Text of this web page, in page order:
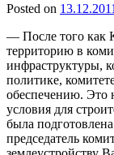
Posted on 13.12.2011
— После того как
территорию в
инфраструктуры,
политике,
обеспечению. Это
условия для
была
председатель